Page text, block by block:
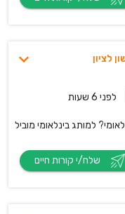
לפני 6 שעות
למותג בינלאומי מוביל